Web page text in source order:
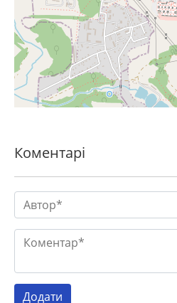
Коментарі